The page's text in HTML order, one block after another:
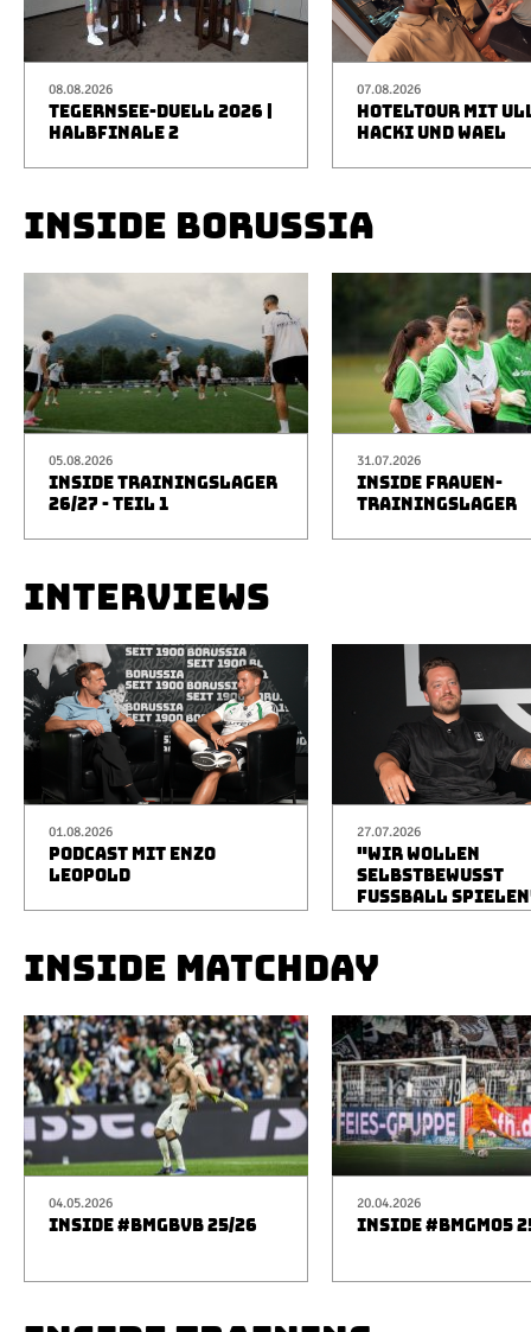
08.08.2026
TEGERNSEE-DUELL 2026 |
HALBFINALE 2
07.08.2026
HOTELTOUR MIT
HACKI UND WAEL
INSIDE BORUSSIA
05.08.2026
INSIDE TRAININGSLAGER
26/27 - TEIL 1
31.07.2026
INSIDE FRAUEN-
TRAININGSLAGER
INTERVIEWS
01.08.2026
PODCAST MIT ENZO
LEOPOLD
27.07.2026
"WIR WOLLEN
SELBSTBEWUSST
FUSSBALL
INSIDE MATCHDAY
04.05.2026
INSIDE #BMGBVB 25/26
20.04.2026
INSIDE #BMGM05